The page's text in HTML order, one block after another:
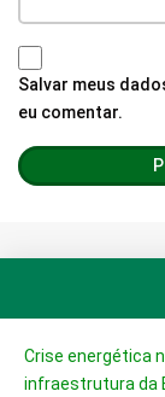
Salvar meus
eu comentar.
Crise energética
infraestrutura da